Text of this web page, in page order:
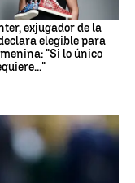
exjugador de la
elegible para
"Si lo único